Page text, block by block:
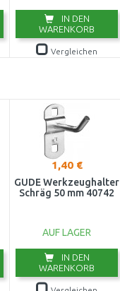
IN DEN
WARENKORB
Vergleichen
1,40 €
GÜDE Werkzeughalter
Schräg 50 mm 40742
AUF LAGER
IN DEN
WARENKORB